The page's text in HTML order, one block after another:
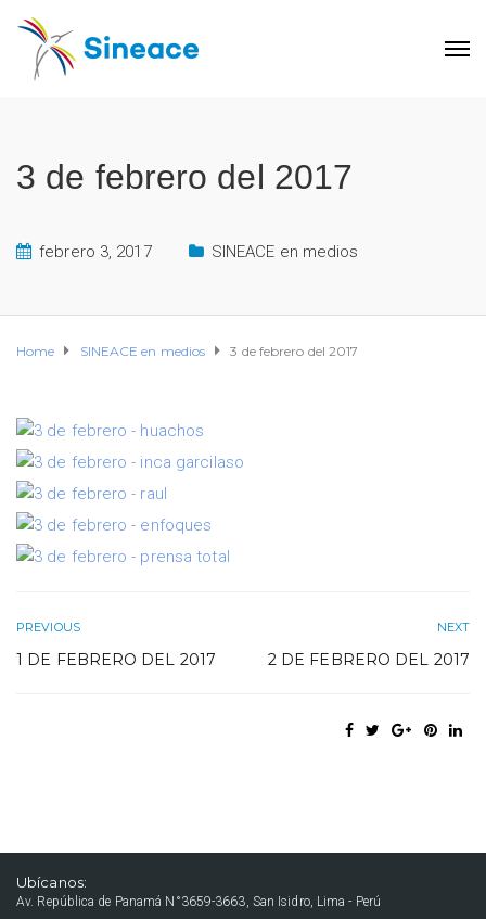
3 de febrero del 2017
febrero 3, 2017 SINEACE en medios
Home SINEACE en medios 3 de febrero del 2017
PREVIOUS
1 DE FEBRERO DEL 2017
NEXT
2 DE FEBRERO DEL 2017
Ubícanos:
Av. República de Panamá N°3659-3663, San Isidro, Lima - Perú